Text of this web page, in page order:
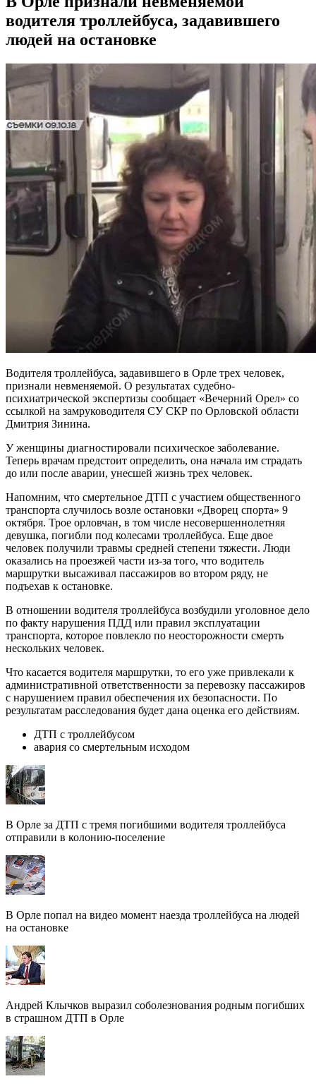
водителя троллейбуса, задавившего
людей на остановке
Водителя троллейбуса, задавившего в Орле трех человек,
признали невменяемой. О результатах судебно-
психиатрической экспертизы сообщает «Вечерний Орел» со
ссылкой на замруководителя СУ СКР по Орловской области
Дмитрия Зинина.
У женщины диагностировали психическое заболевание.
Теперь врачам предстоит определить, она начала им страдать
до или после аварии, унесшей жизнь трех человек.
Напомним, что смертельное ДТП с участием общественного
транспорта случилось возле остановки «Дворец спорта» 9
октября. Трое орловчан, в том числе несовершеннолетняя
девушка, погибли под колесами троллейбуса. Еще двое
человек получили травмы средней степени тяжести. Люди
оказались на проезжей части из-за того, что водитель
маршрутки высаживал пассажиров во втором ряду, не
подъехав к остановке.
В отношении водителя троллейбуса возбудили уголовное дело
по факту нарушения ПДД или правил эксплуатации
транспорта, которое повлекло по неосторожности смерть
нескольких человек.
Что касается водителя маршрутки, то его уже привлекали к
административной ответственности за перевозку пассажиров
с нарушением правил обеспечения их безопасности. По
результатам расследования будет дана оценка его действиям.
ДТП с троллейбусом
авария со смертельным исходом
В Орле за ДТП с тремя погибшими водителя троллейбуса
отправили в колонию-поселение
В Орле попал на видео момент наезда троллейбуса на людей
на остановке
Андрей Клычков выразил соболезнования родным погибших
в страшном ДТП в Орле